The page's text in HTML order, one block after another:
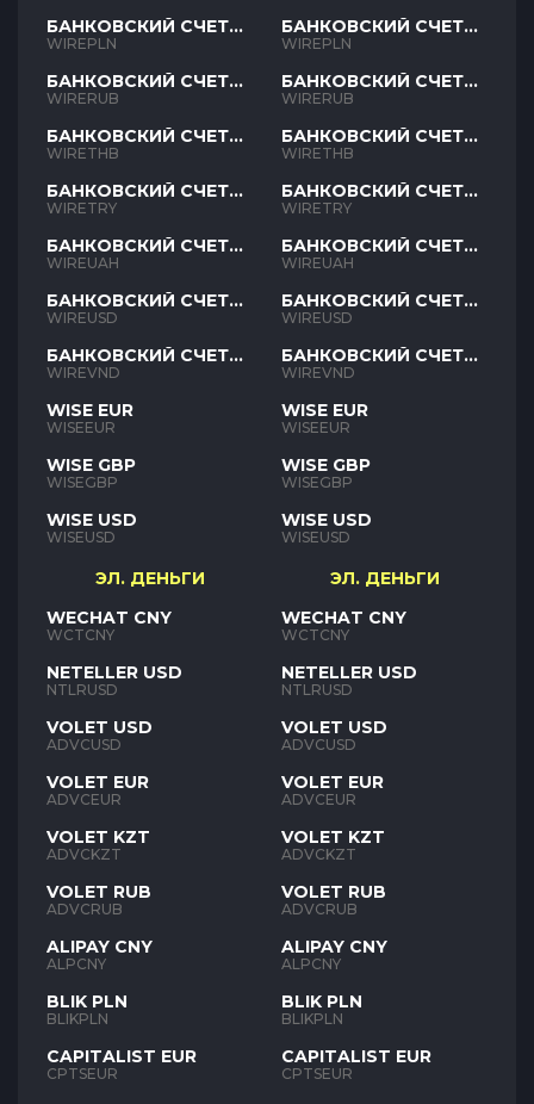
БАНКОВСКИЙ СЧЕТ
PLN
WIREPLN
БАНКОВСКИЙ СЧЕТ
RUB
WIRERUB
БАНКОВСКИЙ СЧЕТ
THB
WIRETHB
БАНКОВСКИЙ СЧЕТ
TRY
WIRETRY
БАНКОВСКИЙ СЧЕТ
UAH
WIREUAH
БАНКОВСКИЙ СЧЕТ
USD
WIREUSD
БАНКОВСКИЙ СЧЕТ
VND
WIREVND
WISE EUR
WISEEUR
WISE GBP
WISEGBP
WISE USD
WISEUSD
ЭЛ. ДЕНЬГИ
WECHAT CNY
WCTCNY
NETELLER USD
NTLRUSD
VOLET USD
ADVCUSD
VOLET EUR
ADVCEUR
VOLET KZT
ADVCKZT
VOLET RUB
ADVCRUB
ALIPAY CNY
ALPCNY
BLIK PLN
BLIKPLN
CAPITALIST EUR
CPTSEUR
БАНКОВСКИЙ СЧЕТ
PLN
WIREPLN
БАНКОВСКИЙ СЧЕТ
RUB
WIRERUB
БАНКОВСКИЙ СЧЕТ
THB
WIRETHB
БАНКОВСКИЙ СЧЕТ
TRY
WIRETRY
БАНКОВСКИЙ СЧЕТ
UAH
WIREUAH
БАНКОВСКИЙ СЧЕТ
USD
WIREUSD
БАНКОВСКИЙ СЧЕТ
VND
WIREVND
WISE EUR
WISEEUR
WISE GBP
WISEGBP
WISE USD
WISEUSD
ЭЛ. ДЕНЬГИ
WECHAT CNY
WCTCNY
NETELLER USD
NTLRUSD
VOLET USD
ADVCUSD
VOLET EUR
ADVCEUR
VOLET KZT
ADVCKZT
VOLET RUB
ADVCRUB
ALIPAY CNY
ALPCNY
BLIK PLN
BLIKPLN
CAPITALIST EUR
CPTSEUR